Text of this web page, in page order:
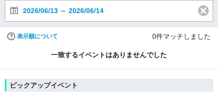
2026/06/13 ～ 2026/06/14
表示順について 0件マッチしました
一致するイベントはありませんでした
ピックアップイベント